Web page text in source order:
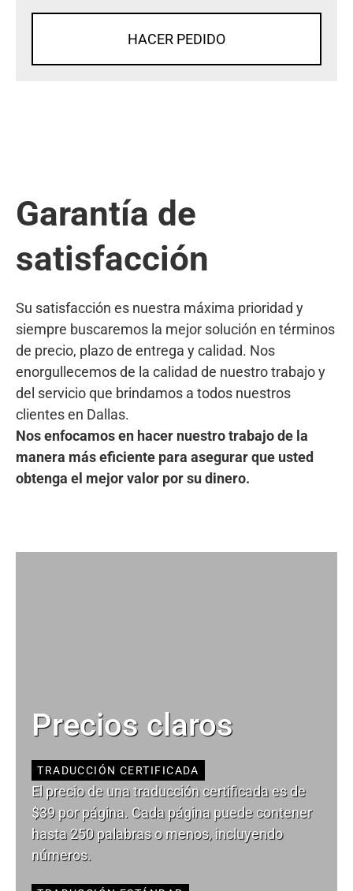
HACER PEDIDO
Garantía de
satisfacción
Su satisfacción es nuestra máxima prioridad y
siempre buscaremos la mejor solución en términos
de precio, plazo de entrega y calidad. Nos
enorgullecemos de la calidad de nuestro trabajo y
del servicio que brindamos a todos nuestros
clientes en Dallas.
Nos enfocamos en hacer nuestro trabajo de la
manera más eficiente para asegurar que usted
obtenga el mejor valor por su dinero.
Precios claros
TRADUCCIÓN CERTIFICADA
El precio de una traducción certificada es de
$39 por página. Cada página puede contener
hasta 250 palabras o menos, incluyendo
números.